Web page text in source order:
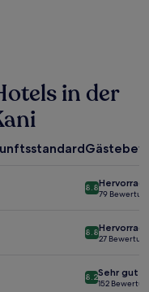
in der
8.8
79
8.8
27
8.2Sehr gut
152